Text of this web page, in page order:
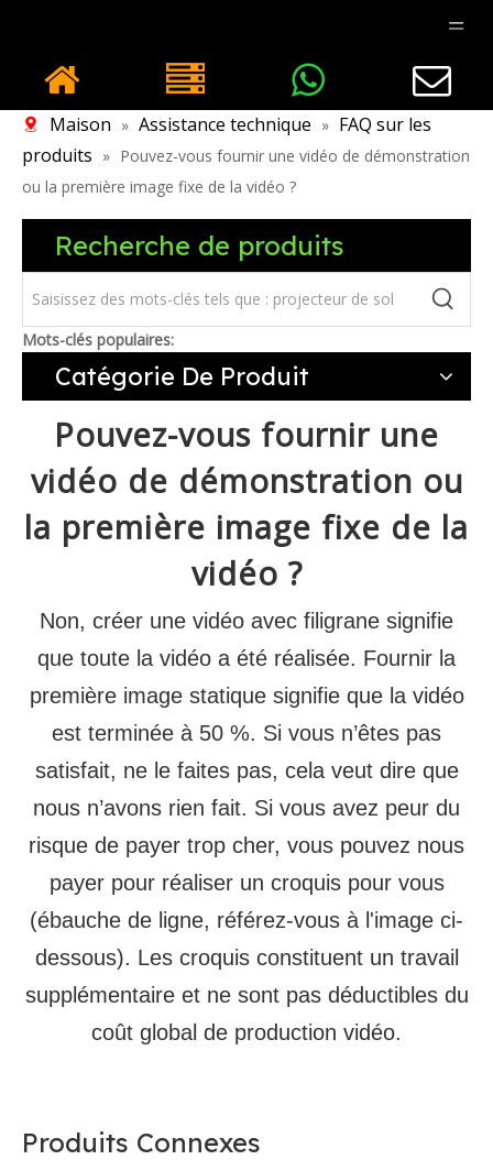
Maison » Assistance technique » FAQ sur les
produits » Pouvez-vous fournir une vidéo de démonstration
ou la première image fixe de la vidéo ?
Recherche de produits
Mots-clés populaires:
Catégorie De Produit
Pouvez-vous fournir une
vidéo de démonstration ou
la première image fixe de la
vidéo ?
Non, créer une vidéo avec filigrane signifie
que toute la vidéo a été réalisée. Fournir la
première image statique signifie que la vidéo
est terminée à 50 %. Si vous n’êtes pas
satisfait, ne le faites pas, cela veut dire que
nous n’avons rien fait. Si vous avez peur du
risque de payer trop cher, vous pouvez nous
payer pour réaliser un croquis pour vous
(ébauche de ligne, référez-vous à l'image ci-
dessous). Les croquis constituent un travail
supplémentaire et ne sont pas déductibles du
coût global de production vidéo.
Produits Connexes